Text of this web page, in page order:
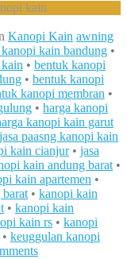
kain
Kanopi Kain awning
kanopi kain bandung •
• bentuk kanopi
• bentuk kanopi
kanopi membran •
• harga kanopi
kanopi kain garut
jasa paasng kanopi kain
kain cianjur• jasa
kain andung barat •
kain apartemen •
• kanopi kain
• kanopi kain
kain rs • kanopi
• keuggulan kanopi